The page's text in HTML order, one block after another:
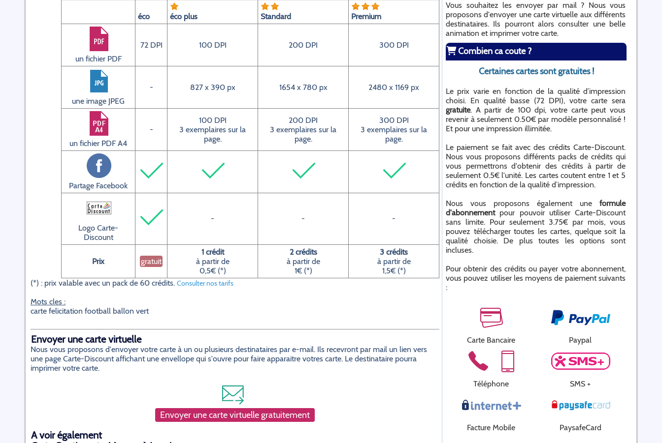
éco éco plus Standard Premium
un fichier PDF
72 DPI 100 DPI 200 DPI 300 DPI
une image JPEG
- 827 x 390 px 1654 x 780 px 2480 x 1169 px
un fichier PDF A4
-
100 DPI
3 exemplaires sur la
page.
200 DPI
3 exemplaires sur la
page.
300 DPI
3 exemplaires sur la
page.
Partage Facebook
Logo Carte-
Discount
- - -
Prix gratuit
1 crédit
à partir de
0,5€ (*)
2 crédits
à partir de
1€ (*)
3 crédits
à partir de
1,5€ (*)
(*) : prix valable avec un pack de 60 crédits. Consulter nos tarifs
Mots cles :
carte felicitation football ballon vert
Envoyer une carte virtuelle
Nous vous proposons d'envoyer votre carte à un ou plusieurs destinataires par e-mail. Ils recevront par mail un lien vers
une page Carte-Discount affichant une envellope qui s'ouvre pour faire apparaitre votres carte. Le destinataire pourra
imprimer votre carte.
Envoyer une carte virtuelle gratuitement
A voir également
Vous souhaitez les envoyer par mail ? Nous vous
proposons d'envoyer une carte virtuelle aux différents
destinataires. Ils pourront alors consulter une belle
animation et imprimer votre carte.
Combien ca coute ?
Certaines cartes sont gratuites !
Le prix varie en fonction de la qualité d’impression
choisi. En qualité basse (72 DPI), votre carte sera
gratuite. A partir de 100 dpi, votre carte peut vous
revenir à seulement 0.50€ par modèle personnalisé !
Et pour une impression illimitée.
Le paiement se fait avec des crédits Carte-Discount.
Nous vous proposons différents packs de crédits qui
vous permettrons d'obtenir des crédits à partir de
seulement 0.5€ l'unité. Les cartes coutent entre 1 et 5
crédits en fonction de la qualité d’impression.
Nous vous proposons également une formule
d'abonnementpour pouvoir utiliser Carte-Discount
sans limite. Pour seulement 3.75€ par mois, vous
pouvez télécharger toutes les cartes, quelque soit la
qualité choisie. De plus toutes les options sont
incluses.
Pour obtenir des crédits ou payer votre abonnement,
vous pouvez utiliser les moyens de paiement suivants
:
Carte Bancaire Paypal
Téléphone SMS +
Facture Mobile PaysafeCard